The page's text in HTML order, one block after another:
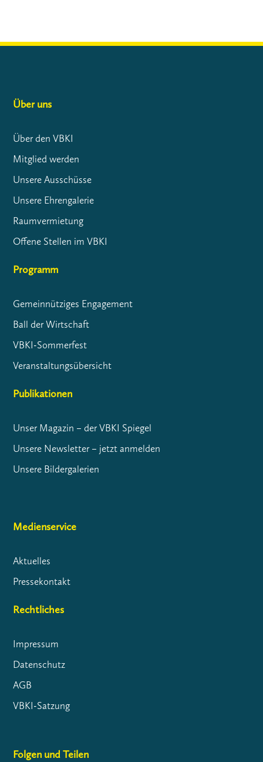
Über uns
Über den VBKI
Mitglied werden
Unsere Ausschüsse
Unsere Ehrengalerie
Raumvermietung
Offene Stellen im VBKI
Programm
Gemeinnütziges Engagement
Ball der Wirtschaft
VBKI-Sommerfest
Veranstaltungsübersicht
Publikationen
Unser Magazin – der VBKI Spiegel
Unsere Newsletter – jetzt anmelden
Unsere Bildergalerien
Medienservice
Aktuelles
Pressekontakt
Rechtliches
Impressum
Datenschutz
AGB
VBKI-Satzung
Folgen und Teilen